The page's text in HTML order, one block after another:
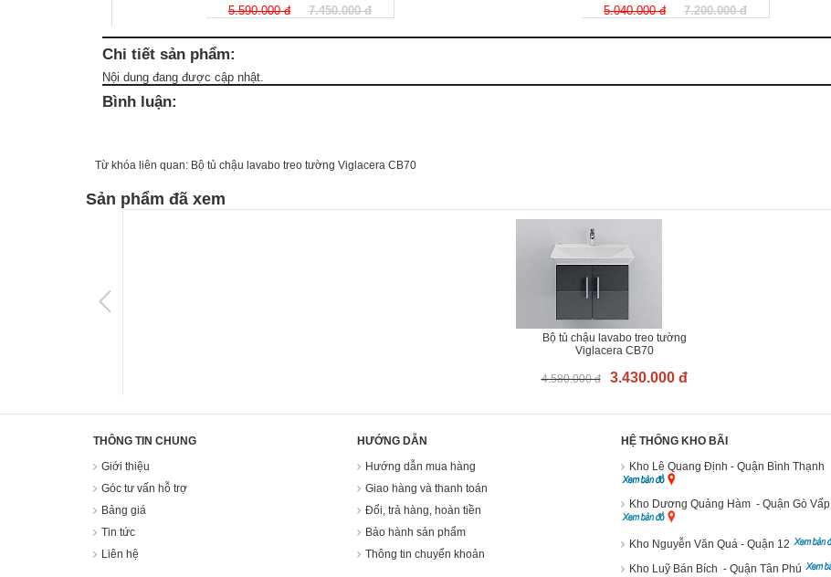
5.590.000 đ
7.450.000 đ
5.040.000 đ
7.200.000 đ
Chi tiết sản phẩm:
Nội dung đang được cập nhật.
Bình luận:
Từ khóa liên quan: Bộ tủ chậu lavabo treo tường Viglacera CB70
Sản phẩm đã xem
Bộ tủ chậu lavabo treo tường
Viglacera CB70
4.580.000 đ 3.430.000 đ
THÔNG TIN CHUNG
Giới thiệu
Góc tư vấn hỗ trợ
Bảng giá
Tin tức
Liên hệ
HƯỚNG DẪN
Hướng dẫn mua hàng
Giao hàng và thanh toán
Đổi, trả hàng, hoàn tiền
Bảo hành sản phẩm
Thông tin chuyển khoản
HỆ THỐNG KHO BÃI
Kho Lê Quang Định - Quận Bình Thạnh
Kho Dương Quảng Hàm - Quận Gò Vấp
Kho Nguyễn Văn Quá - Quận 12
Kho Luỹ Bán Bích - Quận Tân Phú